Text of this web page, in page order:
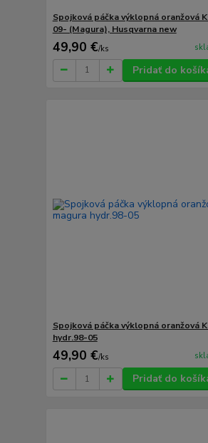
Spojková páčka výklopná oranžová
09- (Magura), Husqvarna new
49,90 €/ks
Pridať do
Spojková páčka výklopná oranžová
hydr.98-05
49,90 €/ks
Pridať do